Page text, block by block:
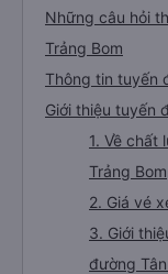
Những câu hỏi
Trảng Bom
Thông tin tuyến
Giới thiệu tuyến
1. Về chất
Trảng Bom
2. Giá vé
3. Giới
đường